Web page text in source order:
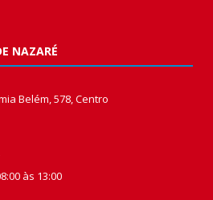
NAZARÉ
Belém, 578, Centro
às 13:00